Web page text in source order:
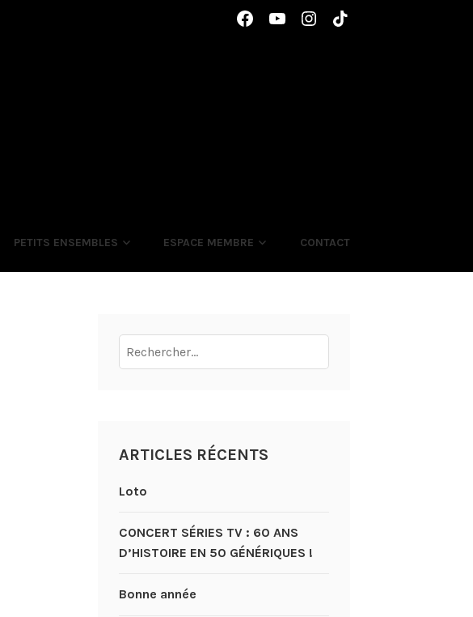
Élément
de
Élément
de
Élément
de
Élément
de
PETITS ENSEMBLES ESPACE MEMBRE CONTACT
Rechercher :
ARTICLES RÉCENTS
Loto
CONCERT SÉRIES TV : 60 ANS
D’HISTOIRE EN 50 GÉNÉRIQUES !
Bonne année